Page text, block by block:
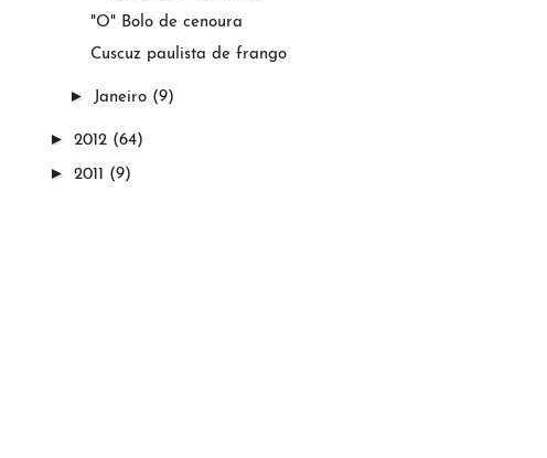
"O" Bolo de cenoura
Cuscuz paulista de frango
► Janeiro (9)
► 2012 (64)
► 2011 (9)